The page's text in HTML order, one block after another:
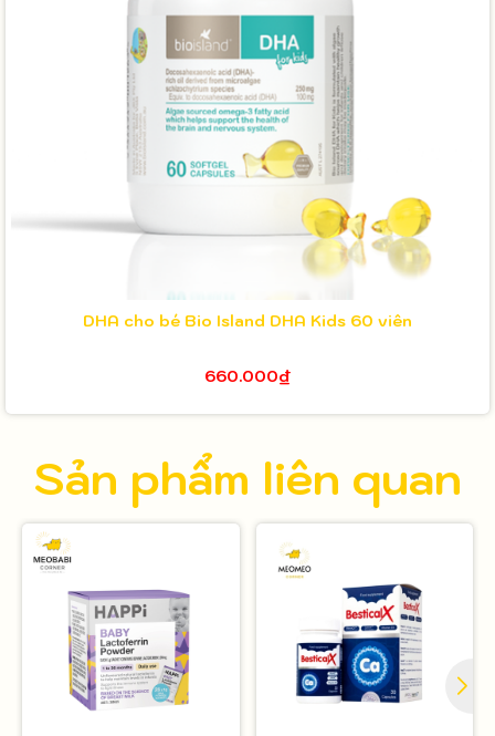
DHA cho bé Bio Island DHA Kids 60 viên
660.000₫
Sản phẩm liên quan